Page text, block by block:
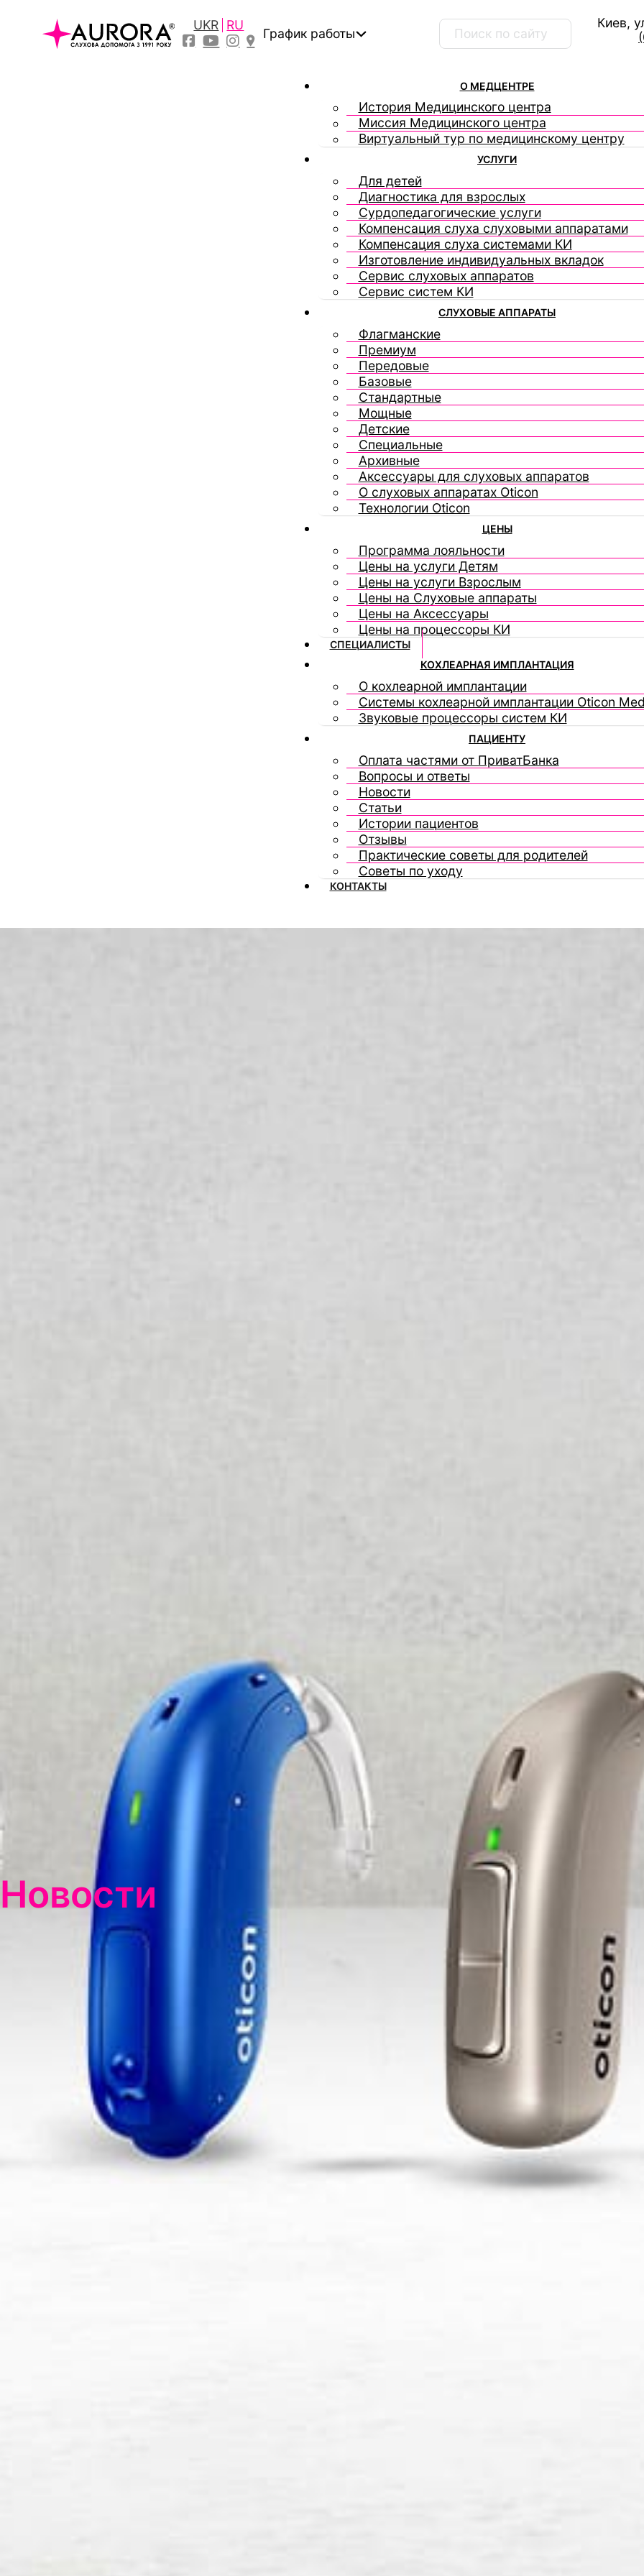
UKR RU
График работы
Поиск ...
Киев,
О МЕДЦЕНТРЕ
История Медицинского центра
Миссия Медицинского центра
Виртуальный тур по медицинскому центру
УСЛУГИ
Для детей
Диагностика для взрослых
Сурдопедагогические услуги
Компенсация слуха слуховыми аппаратами
Компенсация слуха системами КИ
Изготовление индивидуальных вкладок
Сервис слуховых аппаратов
Сервис систем КИ
СЛУХОВЫЕ АППАРАТЫ
Флагманские
Премиум
Передовые
Базовые
Стандартные
Мощные
Детские
Специальные
Архивные
Аксессуары для слуховых аппаратов
О слуховых аппаратах Oticon
Технологии Oticon
ЦЕНЫ
Программа лояльности
Цены на услуги Детям
Цены на услуги Взрослым
Цены на Слуховые аппараты
Цены на Аксессуары
Цены на процессоры КИ
СПЕЦИАЛИСТЫ
КОХЛЕАРНАЯ ИМПЛАНТАЦИЯ
О кохлеарной имплантации
Системы кохлеарной имплантации Oticon
Звуковые процессоры систем КИ
ПАЦИЕНТУ
Оплата частями от ПриватБанка
Вопросы и ответы
Новости
Статьи
Истории пациентов
Отзывы
Практические советы для родителей
Советы по уходу
КОНТАКТЫ
Новости